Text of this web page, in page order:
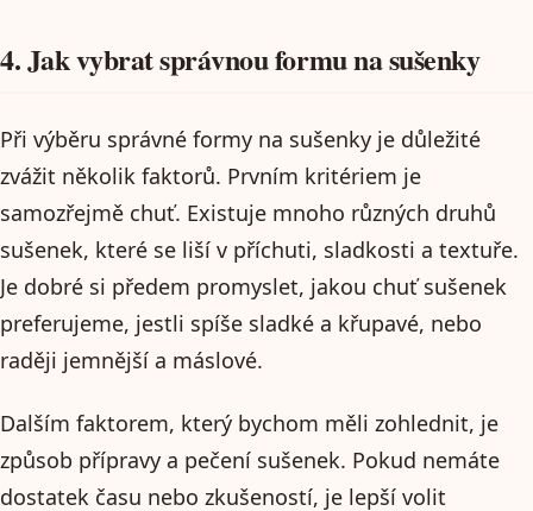
4. Jak vybrat správnou formu na sušenky
Při výběru správné formy na sušenky je důležité
zvážit několik faktorů. Prvním kritériem je
samozřejmě chuť. Existuje mnoho různých druhů
sušenek, které se liší v příchuti, sladkosti a textuře.
Je dobré si předem promyslet, jakou chuť sušenek
preferujeme, jestli spíše sladké a křupavé, nebo
raději jemnější a máslové.
Dalším faktorem, který bychom měli zohlednit, je
způsob přípravy a pečení sušenek. Pokud nemáte
dostatek času nebo zkušeností, je lepší volit